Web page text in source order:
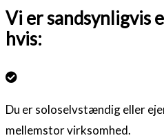
Vi er sandsynligvis
hvis:
Du er soloselvstændig eller
mellemstor virksomhed.